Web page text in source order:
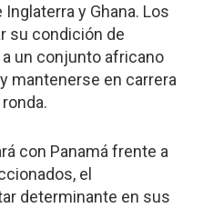
y Ghana. Los
su condición de
un conjunto africano
mantenerse en carrera
con Panamá frente a
el
determinante en sus